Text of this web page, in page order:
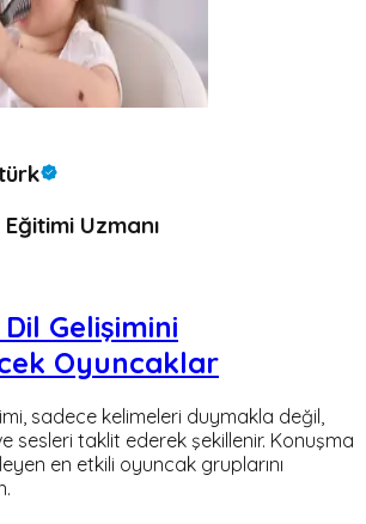
Uzmanı
Gelişimini
Oyuncaklar
sadece kelimeleri duymakla değil,
sesleri taklit ederek şekillenir. Konuşma
en etkili oyuncak gruplarını